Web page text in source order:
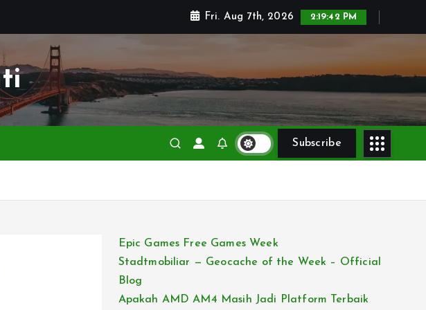
Fri. Aug 7th, 2026 2:19:44 PM
Subscribe
Epic Games Free Games Week
Stadtmobiliar — Geocache of the Week – Official
Blog
Apakah AMD AM4 Masih Jadi Platform Terbaik